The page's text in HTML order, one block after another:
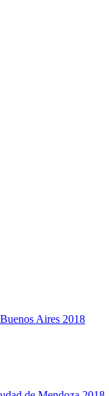
Aires 2018